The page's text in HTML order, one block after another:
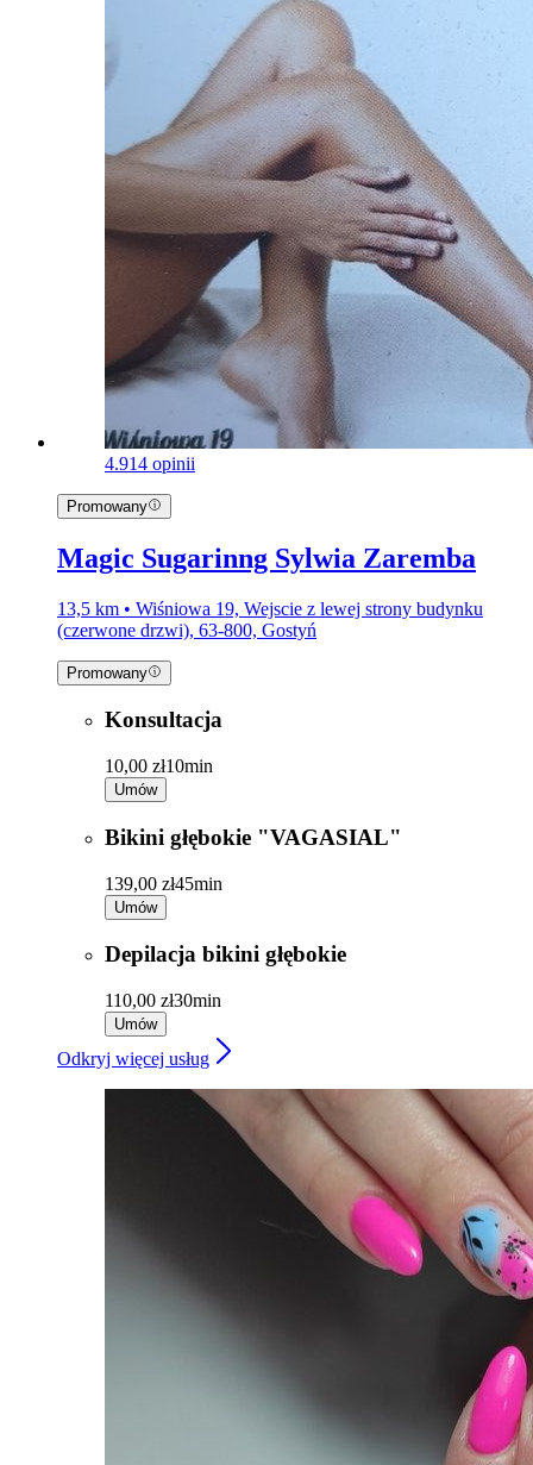
4.914 opinii
Promowany
Magic Sugarinng Sylwia Zaremba
13,5 km • Wiśniowa 19, Wejscie z lewej strony budynku
(czerwone drzwi), 63-800, Gostyń
Promowany
Konsultacja
10,00 zł10min
Umów
Bikini głębokie "VAGASIAL"
139,00 zł45min
Umów
Depilacja bikini głębokie
110,00 zł30min
Umów
Odkryj więcej usług